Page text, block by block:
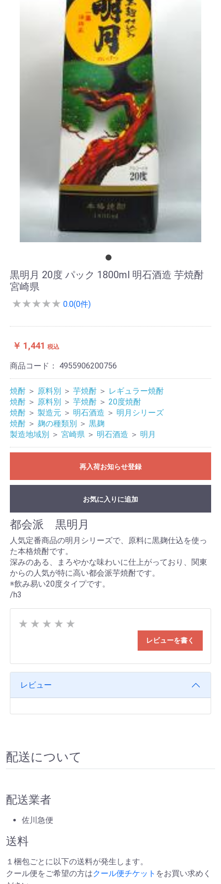
黒明月 20度 パック 1800ml 明石酒造 芋焼酎
宮崎県
★★★★★ 0.0(0件)
￥ 1,441税込
商品コード： 4955906200756
焼酎 ＞ 原料別 ＞ 芋焼酎 ＞ レギュラー焼酎
焼酎 ＞ 原料別 ＞ 芋焼酎 ＞ 20度焼酎
焼酎 ＞ 製造元 ＞ 明石酒造 ＞ 明月シリーズ
焼酎 ＞ 麹の種類別 ＞ 黒麹
製造地域別 ＞ 宮崎県 ＞ 明石酒造 ＞ 明月
再入荷お知らせ登録
お気に入りに追加
都会派 黒明月
人気定番商品の明月シリーズで、原料に黒麹仕込を使っ
た本格焼酎です。
深みのある、まろやかな味わいに仕上がっており、関東
からの人気が特に高い都会派芋焼酎です。
※飲み易い20度タイプです。
/h3
★ ★ ★ ★ ★
レビューを書く
レビュー
配送について
配送業者
佐川急便
送料
１梱包ごとに以下の送料が発生します。
クール便をご希望の方はクール便チケット をお買い求めく